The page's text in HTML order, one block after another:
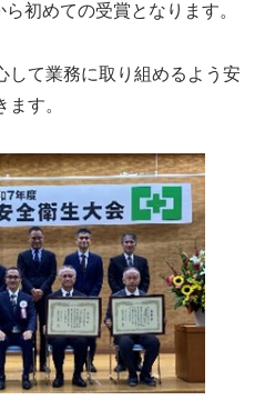
初めての受賞となります。
して業務に取り組めるよう安
す。